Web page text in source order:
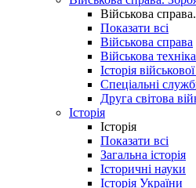
Військова
Показати всі
Військова справа
Військова
Історія
Спеціальні
Друга світова
Історія
Історія
Показати всі
Загальна історія
Історичні науки
Історія України